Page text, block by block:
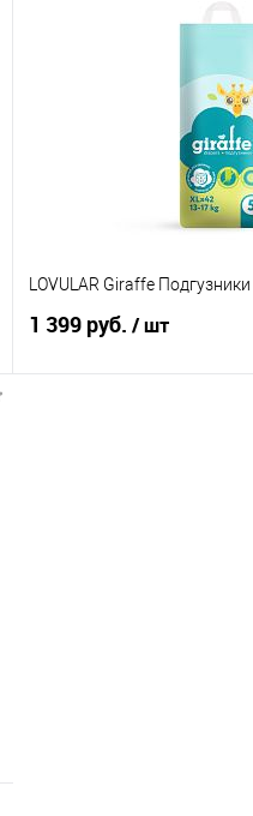
LOVULAR Giraffe
1 399 руб. / шт